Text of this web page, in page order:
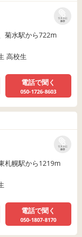
リストに
保存
菊水駅から722m
高校生
電話で聞く
050-1726-8603
リストに
保存
札幌駅から1219m
電話で聞く
050-1807-8170